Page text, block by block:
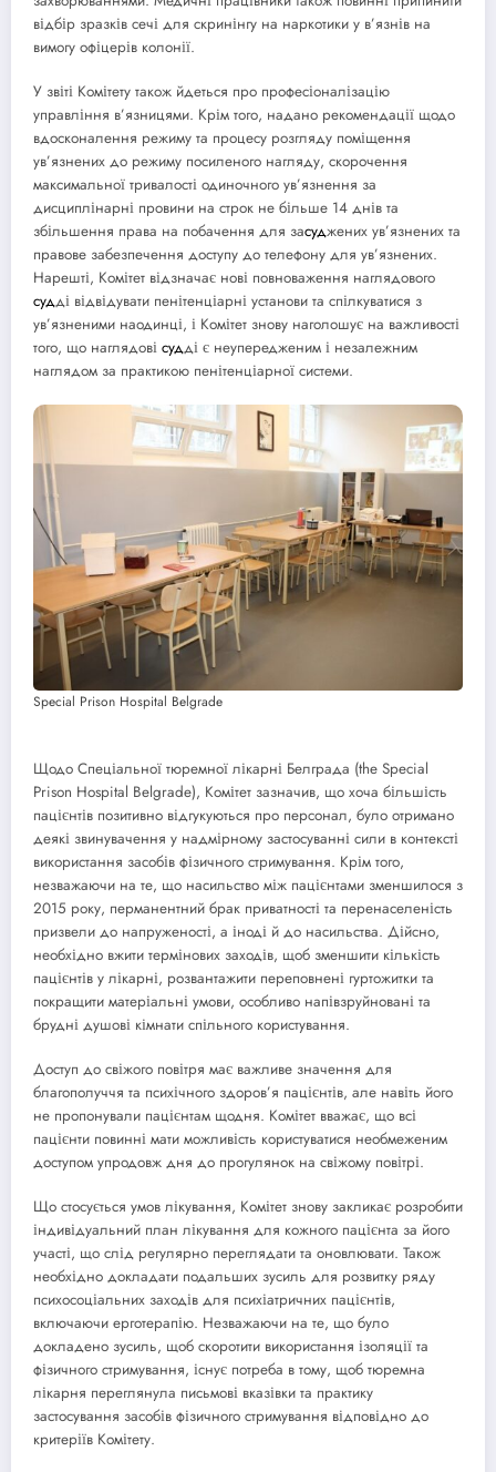
відбір зразків сечі для скринінгу на наркотики у в’язнів на
вимогу офіцерів колонії.
У звіті Комітету також йдеться про професіоналізацію
управління в’язницями. Крім того, надано рекомендації щодо
вдосконалення режиму та процесу розгляду поміщення
ув’язнених до режиму посиленого нагляду, скорочення
максимальної тривалості одиночного ув’язнення за
дисциплінарні провини на строк не більше 14 днів та
збільшення права на побачення для засуджених ув’язнених та
правове забезпечення доступу до телефону для ув’язнених.
Нарешті, Комітет відзначає нові повноваження наглядового
судді відвідувати пенітенціарні установи та спілкуватися з
ув’язненими наодинці, і Комітет знову наголошує на важливості
того, що наглядові судді є неупередженим і незалежним
наглядом за практикою пенітенціарної системи.
Special Prison Hospital Belgrade
Щодо Спеціальної тюремної лікарні Белграда (the Special
Prison Hospital Belgrade), Комітет зазначив, що хоча більшість
пацієнтів позитивно відгукуються про персонал, було отримано
деякі звинувачення у надмірному застосуванні сили в контексті
використання засобів фізичного стримування. Крім того,
незважаючи на те, що насильство між пацієнтами зменшилося з
2015 року, перманентний брак приватності та перенаселеність
призвели до напруженості, а іноді й до насильства. Дійсно,
необхідно вжити термінових заходів, щоб зменшити кількість
пацієнтів у лікарні, розвантажити переповнені гуртожитки та
покращити матеріальні умови, особливо напівзруйновані та
брудні душові кімнати спільного користування.
Доступ до свіжого повітря має важливе значення для
благополуччя та психічного здоров’я пацієнтів, але навіть його
не пропонували пацієнтам щодня. Комітет вважає, що всі
пацієнти повинні мати можливість користуватися необмеженим
доступом упродовж дня до прогулянок на свіжому повітрі.
Що стосується умов лікування, Комітет знову закликає розробити
індивідуальний план лікування для кожного пацієнта за його
участі, що слід регулярно переглядати та оновлювати. Також
необхідно докладати подальших зусиль для розвитку ряду
психосоціальних заходів для психіатричних пацієнтів,
включаючи ерготерапію. Незважаючи на те, що було
докладено зусиль, щоб скоротити використання ізоляції та
фізичного стримування, існує потреба в тому, щоб тюремна
лікарня переглянула письмові вказівки та практику
застосування засобів фізичного стримування відповідно до
критеріїв Комітету.